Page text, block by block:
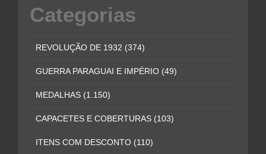
Categorias
REVOLUÇÃO DE 1932 (374)
GUERRA PARAGUAI E IMPÉRIO (49)
MEDALHAS (1.150)
CAPACETES E COBERTURAS (103)
ITENS COM DESCONTO (110)